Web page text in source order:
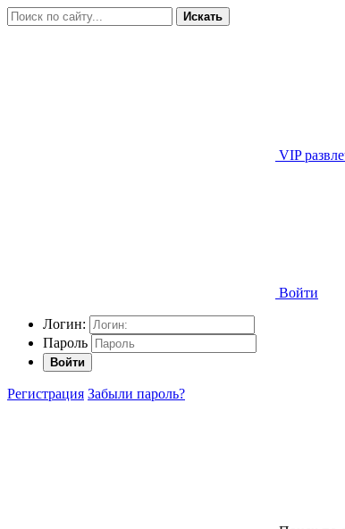
Искать
VIP
Войти
Логин:
Пароль
Войти
Регистрация Забыли пароль?